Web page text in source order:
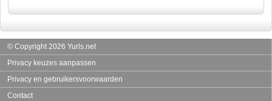
© Copyright 2026 Yurls.net
Privacy keuzes aanpassen
Privacy en gebruikersvoorwaarden
Contact